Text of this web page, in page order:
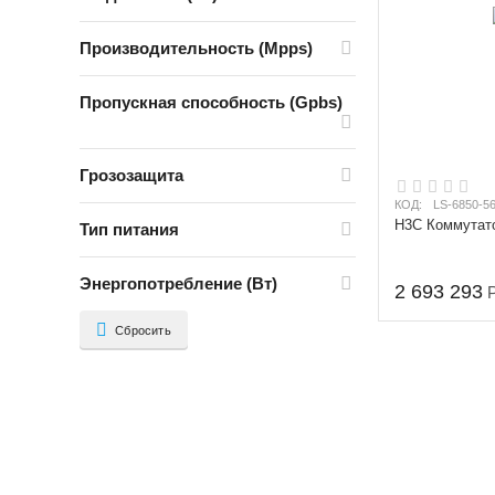
КОД: LS-6850-
H3C
2 693 293
Производительность (Mpps)
Пропускная способность (Gpbs)
Грозозащита
Тип питания
Энергопотребление (Вт)
Сбросить